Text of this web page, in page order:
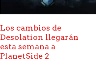
Los cambios de
Desolation llegarán
esta semana a
PlanetSide 2